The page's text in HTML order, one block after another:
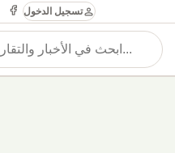
personتسجيل الدخول
بحث